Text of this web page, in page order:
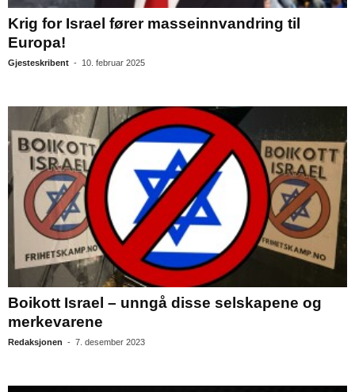
Krig for Israel fører masseinnvandring til
Europa!
Gjesteskribent - 10. februar 2025
Boikott Israel – unngå disse selskapene og
merkevarene
Redaksjonen - 7. desember 2023